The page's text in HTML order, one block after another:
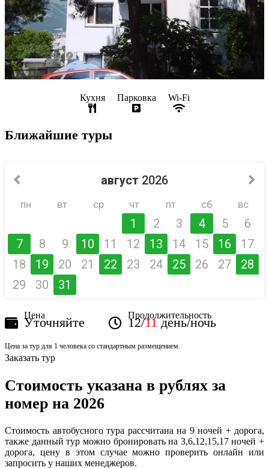
Кухня Парковка Wi-Fi
Ближайшие туры
август 2026
пн вт ср чт пт сб вс
1 2 3 4 5
6
7
8 9 10 11 12 13 14 15 16
17
18
19 20 21 22 23 24 25 26 27
28
29
30 31
Цена
Уточняйте Продолжительность
12/11день/ночь
Цена за тур для 1 человека со стандартным размещением.
Заказать тур
Стоимость указана в рублях за
номер на 2026
Стоимость автобусного тура рассчитана на 9 ночей + дорога,
также данный тур можно бронировать на 3,6,12,15,17 ночей +
дорога, цену в этом случае можно проверить онлайн или
запросить у наших менеджеров.